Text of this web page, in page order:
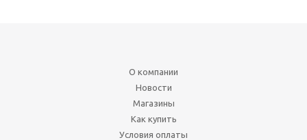
О компании
Новости
Магазины
Как купить
Условия оплаты